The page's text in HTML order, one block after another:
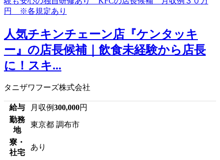
人気チキンチェーン店『ケンタッキ
ー』の店長候補｜飲食未経験から店長
に！スキ...
タニザワフーズ株式会社
給与 月収例300,000円
勤務
地
東京都 調布市
寮・
社宅
あり